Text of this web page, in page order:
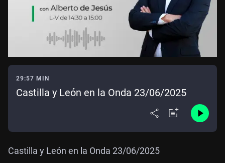
29:57 MIN
Castilla y León en la Onda 23/06/2025
Castilla y León en la Onda 23/06/2025